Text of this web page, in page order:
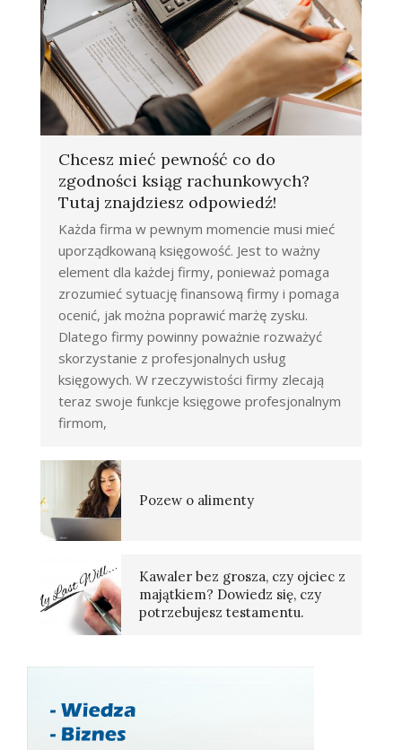
Chcesz mieć pewność co do
zgodności ksiąg rachunkowych?
Tutaj znajdziesz odpowiedź!
Każda firma w pewnym momencie musi mieć
uporządkowaną księgowość. Jest to ważny
element dla każdej firmy, ponieważ pomaga
zrozumieć sytuację finansową firmy i pomaga
ocenić, jak można poprawić marżę zysku.
Dlatego firmy powinny poważnie rozważyć
skorzystanie z profesjonalnych usług
księgowych. W rzeczywistości firmy zlecają
teraz swoje funkcje księgowe profesjonalnym
firmom,
Pozew o alimenty
Kawaler bez grosza, czy ojciec z
majątkiem? Dowiedz się, czy
potrzebujesz testamentu.